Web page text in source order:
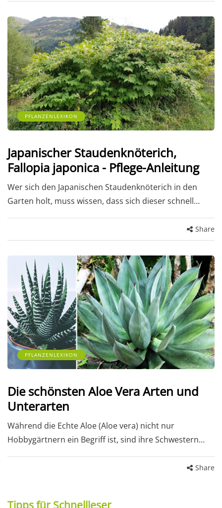
PFLANZENLEXIKON
Japanischer Staudenknöterich,
Fallopia japonica - Pflege-Anleitung
Wer sich den Japanischen Staudenknöterich in den
Garten holt, muss wissen, dass sich dieser schnell…
Share
PFLANZENLEXIKON
Die schönsten Aloe Vera Arten und
Unterarten
Während die Echte Aloe (Aloe vera) nicht nur
Hobbygärtnern ein Begriff ist, sind ihre Schwestern…
Share